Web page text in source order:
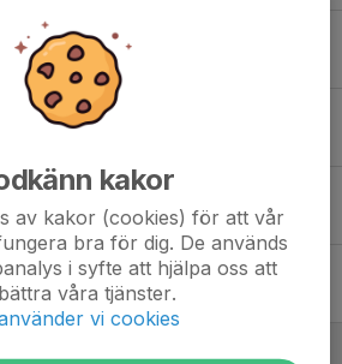
vår/sommar
0
inställd träning!!!
12/1
0
Cup
0
kakor
av kakor (cookies) för att vår
bra för dig. De används
i syfte att hjälpa oss att
våra tjänster.
vi cookies